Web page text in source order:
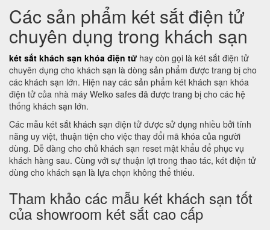
Các sản phẩm két sắt điện tử
chuyên dụng trong khách sạn
két sắt khách sạn khóa điện tử hay còn gọi là két sắt điện tử
chuyên dụng cho khách sạn là dòng sản phẩm được trang bị cho
các khách sạn lớn. Hiện nay các sản phẩm két khách sạn khóa
điện tử của nhà máy Welko safes đã được trang bị cho các hệ
thống khách sạn lớn.
Các mẫu két sắt khách sạn điện tử được sử dụng nhiều bởi tính
năng uy việt, thuận tiện cho việc thay đổi mã khóa của người
dùng. Dễ dàng cho chủ khách sạn reset mật khẩu để phục vụ
khách hàng sau. Cùng với sự thuận lợi trong thao tác, két điện tử
dùng cho khách sạn là lựa chọn không thể thiếu.
Tham khảo các mẫu két khách sạn tốt
của showroom két sắt cao cấp